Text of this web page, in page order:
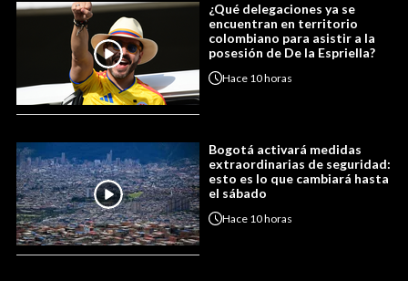
¿Qué delegaciones ya se
encuentran en territorio
colombiano para asistir a la
posesión de De la Espriella?
Hace 10 horas
Bogotá activará medidas
extraordinarias de seguridad:
esto es lo que cambiará hasta
el sábado
Hace 10 horas